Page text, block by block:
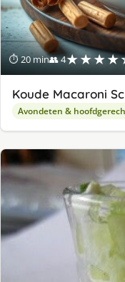
⏱ 20 min👥 4
Koude Macaroni
Avondeten &